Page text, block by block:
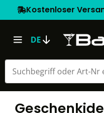
Kostenloser
DE